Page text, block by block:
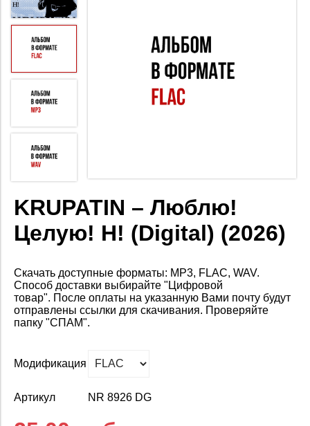
KRUPATIN – Люблю!
Целую! Н! (Digital) (2026)
Скачать доступные форматы: MP3, FLAC, WAV.
Способ доставки выбирайте "Цифровой
товар". После оплаты на указанную Вами почту будут
отправлены ссылки для скачивания. Проверяйте
папку "СПАМ".
Модификация
Артикул NR 8926 DG